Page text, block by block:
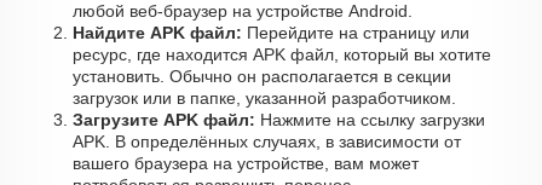
любой веб-браузер на устройстве Android.
Найдите APK файл: Перейдите на страницу или
ресурс, где находится APK файл, который вы хотите
установить. Обычно он располагается в секции
загрузок или в папке, указанной разработчиком.
Загрузите APK файл: Нажмите на ссылку загрузки
APK. В определённых случаях, в зависимости от
вашего браузера на устройстве, вам может